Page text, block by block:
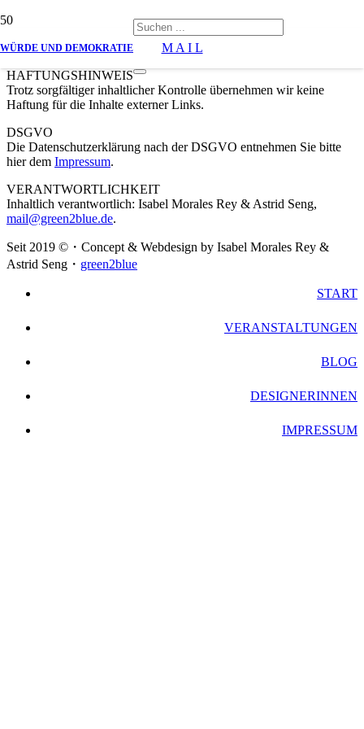
WÜRDE UND DEMOKRATIE
M A I L
HAFTUNGSHINWEIS
Trotz sorgfältiger inhaltlicher Kontrolle übernehmen wir keine
Haftung für die Inhalte externer Links.
DSGVO
Die Datenschutzerklärung nach der DSGVO entnehmen Sie bitte
hier dem Impressum.
VERANTWORTLICHKEIT
Inhaltlich verantwortlich: Isabel Morales Rey & Astrid Seng,
mail@green2blue.de.
Seit 2019 ©・Concept & Webdesign by Isabel Morales Rey &
Astrid Seng・ green2blue
START
VERANSTALTUNGEN
BLOG
DESIGNERINNEN
IMPRESSUM